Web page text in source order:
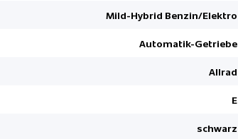
Mild-Hybrid Benzin/Elektro
Automatik-Getriebe
Allrad
E
schwarz